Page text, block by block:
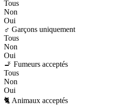
Tous
Non
Oui
♂️ Garçons uniquement
Tous
Non
Oui
🚬 Fumeurs acceptés
Tous
Non
Oui
🐈 Animaux acceptés